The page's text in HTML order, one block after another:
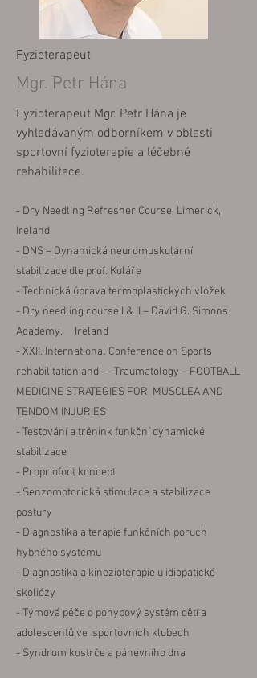
Fyzioterapeut
Mgr. Petr Hána
Fyzioterapeut Mgr. Petr Hána je
vyhledávaným odborníkem v oblasti
sportovní fyzioterapie a léčebné
rehabilitace.
- Dry Needling Refresher Course, Limerick,
Ireland
- DNS – Dynamická neuromuskulární
stabilizace dle prof. Koláře
- Technická úprava termoplastických vložek
- Dry needling course I & II – David G. Simons
Academy, Ireland
- XXII. International Conference on Sports
rehabilitation and - - Traumatology – FOOTBALL
MEDICINE STRATEGIES FOR MUSCLEA AND
TENDOM INJURIES
- Testování a trénink funkční dynamické
stabilizace
- Propriofoot koncept
- Senzomotorická stimulace a stabilizace
postury
- Diagnostika a terapie funkčních poruch
hybného systému
- Diagnostika a kinezioterapie u idiopatické
skoliózy
- Týmová péče o pohybový systém dětí a
adolescentů ve sportovních klubech
- Syndrom kostrče a pánevního dna